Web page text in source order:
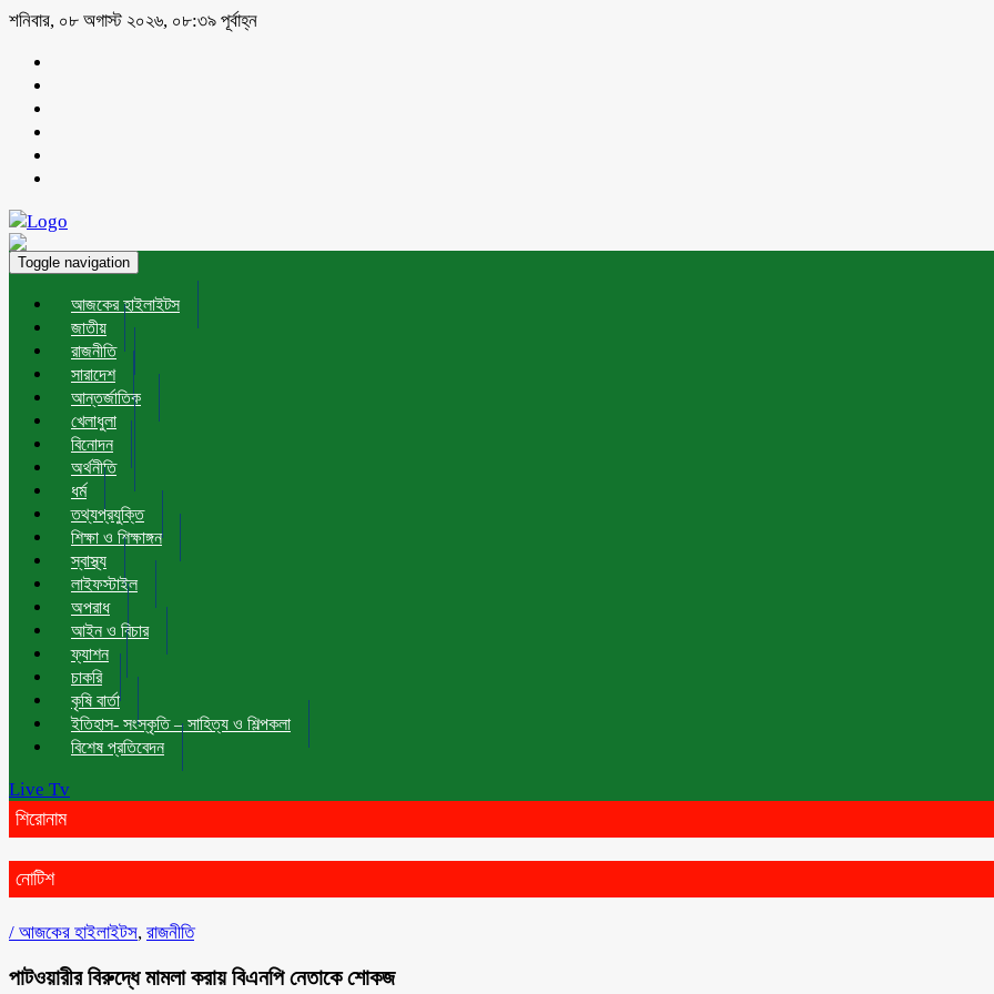
শনিবার, ০৮ অগাস্ট ২০২৬, ০৮:৩৯ পূর্বাহ্ন
Toggle navigation
আজকের হাইলাইটস
জাতীয়
রাজনীতি
সারাদেশ
আন্তর্জাতিক
খেলাধুলা
বিনোদন
অর্থনীতি
ধর্ম
তথ্যপ্রযুক্তি
শিক্ষা ও শিক্ষাঙ্গন
স্বাস্থ্য
লাইফস্টাইল
অপরাধ
আইন ও বিচার
ফ্যাশন
চাকরি
কৃষি বার্তা
ইতিহাস- সংস্কৃতি – সাহিত্য ও শিল্পকলা
বিশেষ প্রতিবেদন
Live Tv
শিরোনাম
নোটিশ
/ আজকের হাইলাইটস, রাজনীতি
পাটওয়ারীর বিরুদ্ধে মামলা করায় বিএনপি নেতাকে শোকজ